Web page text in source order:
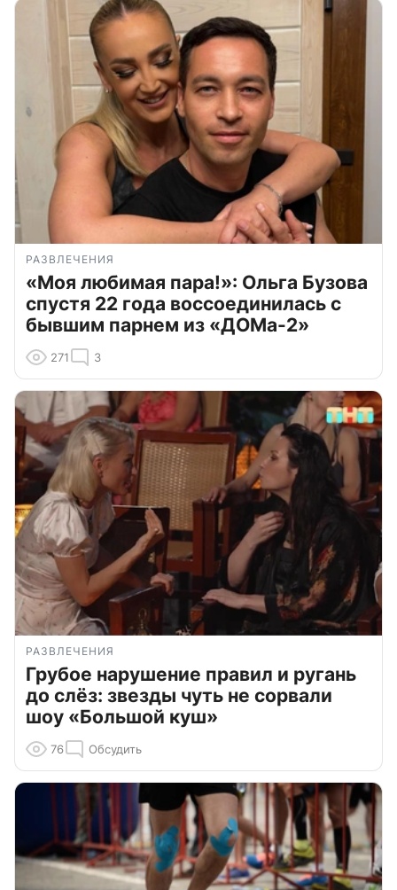
РАЗВЛЕЧЕНИЯ
«Моя любимая пара!»: Ольга Бузова
спустя 22 года воссоединилась с
бывшим парнем из «ДОМа-2»
271 3
РАЗВЛЕЧЕНИЯ
Грубое нарушение правил и ругань
до слёз: звезды чуть не сорвали
шоу «Большой куш»
76 Обсудить